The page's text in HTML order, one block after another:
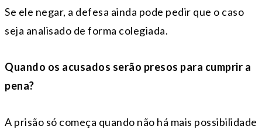
Se ele negar, a defesa ainda pode pedir que o caso
seja analisado de forma colegiada.
Quando os acusados serão presos para cumprir a
pena?
A prisão só começa quando não há mais possibilidade